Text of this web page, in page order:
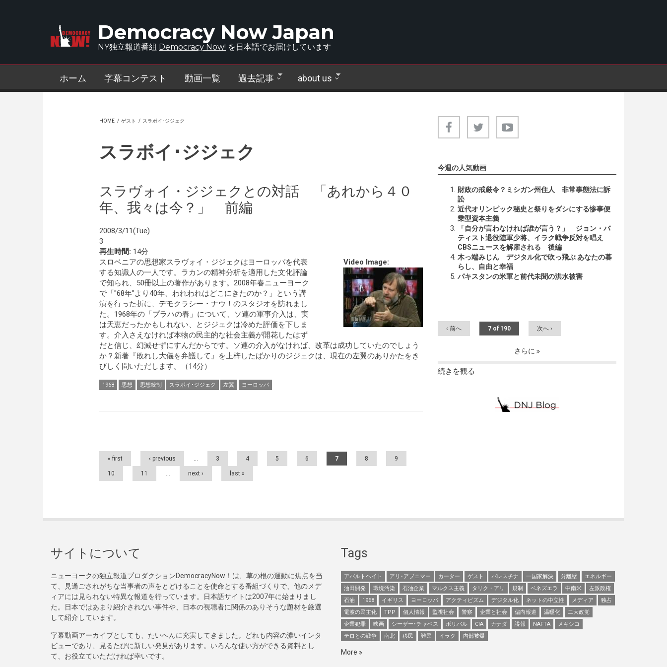
Democracy Now Japan
NY独立報道番組 Democracy Now! を日本語でお届けしています
ホーム 字幕コンテスト 動画一覧 過去記事 about us
HOME / ゲスト / スラボイ･ジジェク
スラボイ･ジジェク
スラヴォイ・ジジェクとの対話 「あれから４０
年、我々は今？」 前編
2008/3/11(Tue)
3
再生時間: 14分
Video Image:
スロベニアの思想家スラヴォイ・ジジェクはヨーロッパを代表
する知識人の一人です。ラカンの精神分析を適用した文化評論
で知られ、50冊以上の著作があります。2008年春ニューヨーク
で「"68年"より40年、われわれはどこにきたのか？」という講
演を行った折に、デモクラシー・ナウ！のスタジオを訪れまし
た。1968年の「プラハの春」について、ソ連の軍事介入は、実
は天恵だったかもしれない、とジジェクは冷めた評価を下しま
す。介入さえなければ本物の民主的な社会主義が開花したはず
だと信じ、幻滅せずにすんだからです。ソ連の介入がなければ、改革は成功していたのでしょう
か？新著『敗れし大儀を弁護して』を上梓したばかりのジジェクは、現在の左翼のありかたをき
びしく問いただします。（14分）
1968 思想 思想統制 スラボイ･ジジェク 左翼 ヨーロッパ
Pages
« first ‹ previous … 3 4 5 6 7 8 9
10 11 … next › last »
今週の人気動画
財政の戒厳令？ミシガン州住人 非常事態法に訴
訟
近代オリンピック秘史と祭りをダシにする惨事便
乗型資本主義
「自分が言わなければ誰が言う？」 ジョン・バ
ティスト退役陸軍少将、イラク戦争反対を唱え
CBSニュースを解雇される 後編
木っ端みじん デジタル化で吹っ飛ぶ あなたの暮
らし、自由と幸福
パキスタンの米軍と前代未聞の洪水被害
‹ 前へ 7 of 190 次へ ›
さらに
続きを観る
サイトについて
ニューヨークの独立報道プロダクションDemocracyNow！は、草の根の運動に焦点を当
て、見過ごされがちな当事者の声をとどけることを使命とする番組づくりで、他のメデ
ィアには見られない特異な報道を行っています。日本語サイトは2007年に始まりまし
た。日本ではあまり紹介されない事件や、日本の視聴者に関係のありそうな題材を厳選
して紹介しています。
字幕動画アーカイブとしても、たいへんに充実してきました。どれも内容の濃いインタ
ビューであり、見るたびに新しい発見があります。いろんな使い方ができる資料とし
て、お役立ていただければ幸いです。
Tags
アパルトヘイト アリ･アブニマー カーター ゲスト パレスチナ 一国家解決 分離壁
エネルギー
油田開発
環境汚染 石油企業 マルクス主義 タリク・アリ 規制 ベネズエラ 中南米
左派政権
石油
1968 イギリス ヨーロッパ アクティビズム デジタル化 ネットの中立性 メディア
独占
電波の民主化
TPP 個人情報 監視社会 警察 企業と社会 偏向報道 温暖化
二大政党
企業犯罪
映画 シーザー･チャベス ボリバル CIA カナダ 諜報 NAFTA
メキシコ
テロとの戦争
南北 移民 難民 イラク 内部被爆
More